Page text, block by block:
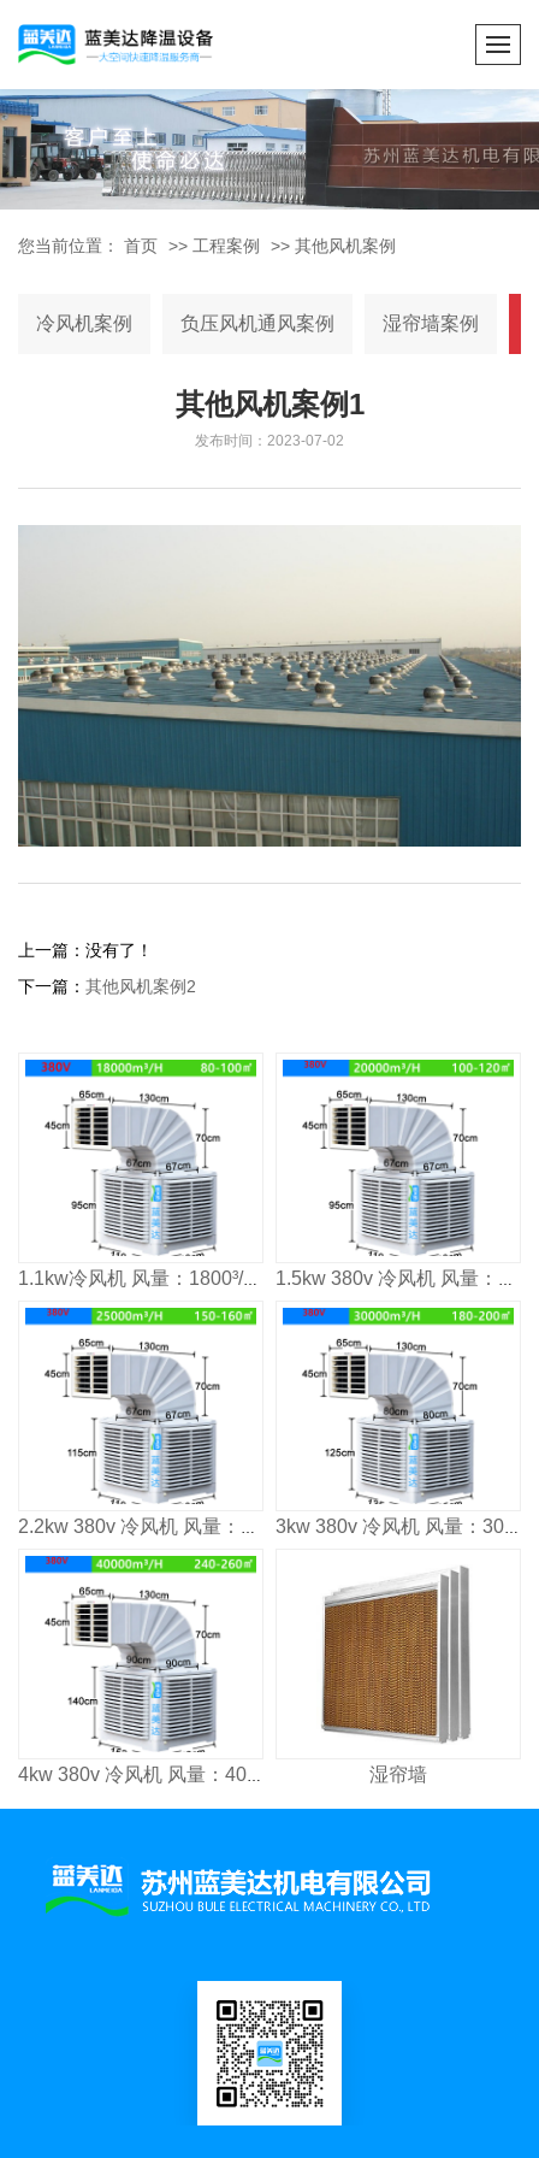
您当前位置： 首页 >> 工程案例 >> 其他风机案例
冷风机案例 负压风机通风案例 湿帘墙案例
其他风机案例1
发布时间：2023-07-02
上一篇：没有了！
下一篇： 其他风机案例2
1.1kw冷风机 风量：1800³/h 适用面积：80-100m² 1.5kw 380v 冷风机 风量：2000³/h 适用面积：120㎡
2.2kw 380v 冷风机 风量：2500³/h 适用面积：160㎡ 3kw 380v 冷风机 风量：3000³/h 适用面积：2000㎡
4kw 380v 冷风机 风量：4000³/h 适用面积：2600㎡ 湿帘墙